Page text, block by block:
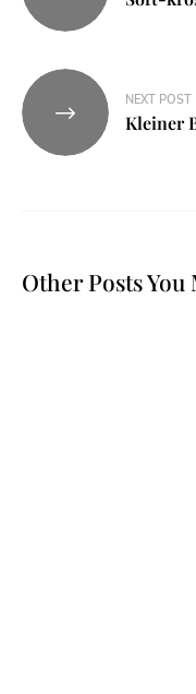
NEXT POST
Kleiner
Other Posts You